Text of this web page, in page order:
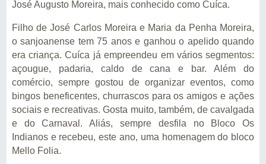
José Augusto Moreira, mais conhecido como Cuíca.
Filho de José Carlos Moreira e Maria da Penha Moreira,
o sanjoanense tem 75 anos e ganhou o apelido quando
era criança. Cuíca já empreendeu em vários segmentos:
açougue, padaria, caldo de cana e bar. Além do
comércio, sempre gostou de organizar eventos, como
bingos beneficentes, churrascos para os amigos e ações
sociais e recreativas. Gosta muito, também, de cavalgada
e do Carnaval. Aliás, sempre desfila no Bloco Os
Indianos e recebeu, este ano, uma homenagem do bloco
Mello Folia.